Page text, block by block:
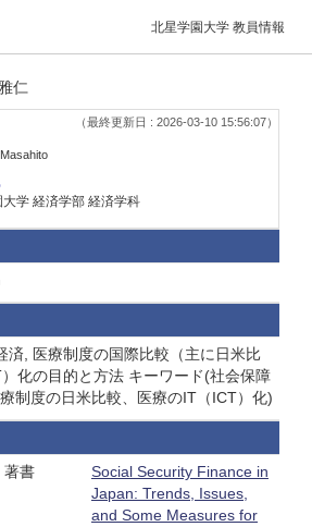
北星学園大学 教員情報
仁
（最終更新日 : 2026-03-10 15:56:07）
学 経済学部 経済学科
済, 医療制度の国際比較（主に日米比
化の目的と方法 キーワード(社会保障
制度の日米比較、医療のIT（ICT）化)
著書
Social Security Finance in
Japan: Trends, Issues,
and Some Measures for